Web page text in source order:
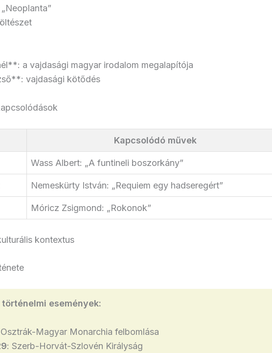
a vajdasági magyar irodalom megalapítója
vajdasági kötődés
Kapcsolódó művek
Wass Albert: „A funtineli boszorkány”
Nemeskürty István: „Requiem egy hadseregért”
Móricz Zsigmond: „Rokonok”
kontextus
események:
Magyar Monarchia felbomlása
: Szerb-Horvát-Szlovén Királyság